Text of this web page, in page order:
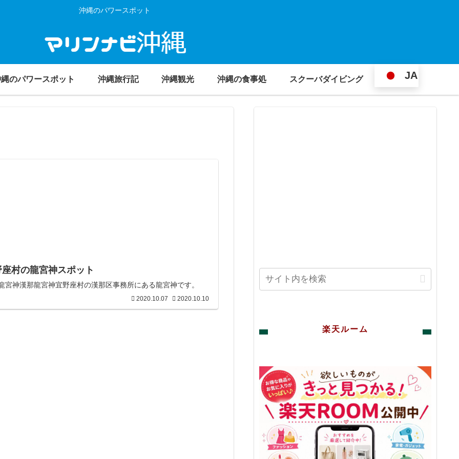
沖縄のパワースポット
のパワースポット 沖縄旅行記 沖縄観光 沖縄の食事処 スクーバダイビング JA
村の龍宮神スポット
宮神漢那龍宮神宜野座村の漢那区事務所にある龍宮神です。
2020.10.07 2020.10.10
楽天ルーム